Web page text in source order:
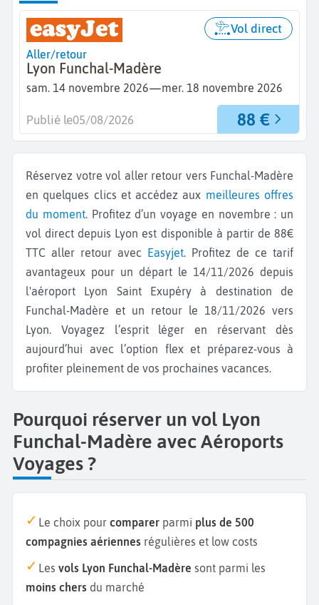
Aller/retour
Lyon Funchal-Madère
sam. 14 novembre 2026—mer. 18 novembre 2026
Vol direct
88 €
Publié le05/08/2026
Réservez votre vol aller retour vers Funchal-Madère
en quelques clics et accédez aux meilleures offres
du moment. Profitez d’un voyage en novembre : un
vol direct depuis Lyon est disponible à partir de 88€
TTC aller retour avec Easyjet. Profitez de ce tarif
avantageux pour un départ le 14/11/2026 depuis
l'aéroport Lyon Saint Exupéry à destination de
Funchal-Madère et un retour le 18/11/2026 vers
Lyon. Voyagez l’esprit léger en réservant dès
aujourd’hui avec l’option flex et préparez-vous à
profiter pleinement de vos prochaines vacances.
Pourquoi réserver un vol Lyon
Funchal-Madère avec Aéroports
Voyages ?
Le choix pour comparer parmi plus de 500
compagnies aériennes régulières et low costs
Les vols Lyon Funchal-Madère sont parmi les
moins chers du marché